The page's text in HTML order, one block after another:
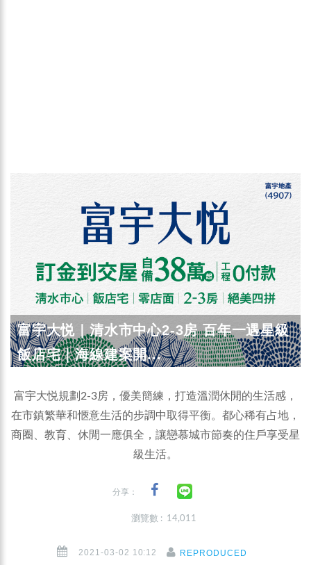
富宇大悦｜清水市中心2-3房 百年一遇星級
飯店宅｜海線建案開...
富宇大悦規劃2-3房，優美簡練，打造溫潤休閒的生活感，
在市鎮繁華和愜意生活的步調中取得平衡。都心稀有占地，
商圈、教育、休閒一應俱全，讓戀慕城市節奏的住戶享受星
級生活。
分享：
瀏覽數 : 14,011
2021-03-02 10:12 REPRODUCED